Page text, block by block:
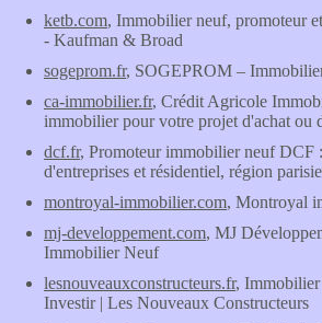
ketb.com, Immobilier neuf, promoteur
- Kaufman & Broad
sogeprom.fr, SOGEPROM –
ca-immobilier.fr, Crédit Agricole
immobilier pour votre projet d'achat ou
dcf.fr, Promoteur immobilier neuf DCF
d'entreprises et résidentiel, région
montroyal-immobilier.com, Montroyal
mj-developpement.com, MJ
Immobilier Neuf
lesnouveauxconstructeurs.fr,
Investir | Les Nouveaux Constructeurs